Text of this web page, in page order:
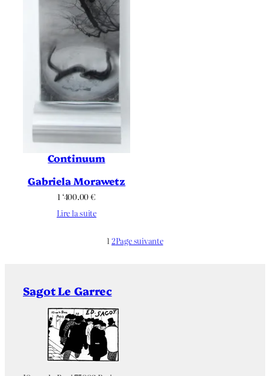
Continuum
Gabriela Morawetz
1 ‘400.00€
Lire la suite
12Page suivante
Sagot Le Garrec